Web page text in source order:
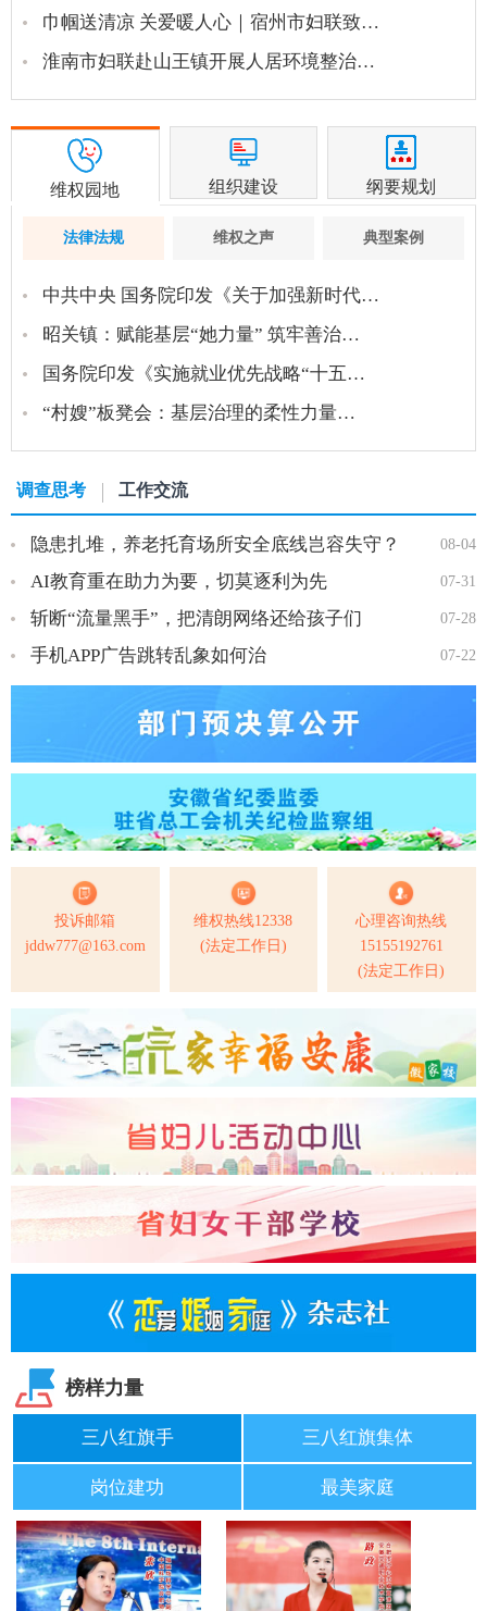
巾帼送清凉 关爱暖人心｜宿州市妇联致…
淮南市妇联赴山王镇开展人居环境整治…
维权园地 组织建设 纲要规划
法律法规 维权之声 典型案例
中共中央 国务院印发《关于加强新时代…
昭关镇：赋能基层“她力量” 筑牢善治…
国务院印发《实施就业优先战略“十五…
“村嫂”板凳会：基层治理的柔性力量…
调查思考 工作交流
08-04
隐患扎堆，养老托育场所安全底线岂容失守？
07-31
AI教育重在助力为要，切莫逐利为先
07-28
斩断“流量黑手”，把清朗网络还给孩子们
07-22
手机APP广告跳转乱象如何治
投诉邮箱
jddw777@163.com
维权热线12338
(法定工作日)
心理咨询热线
15155192761
(法定工作日)
榜样力量
三八红旗手 三八红旗集体
岗位建功 最美家庭